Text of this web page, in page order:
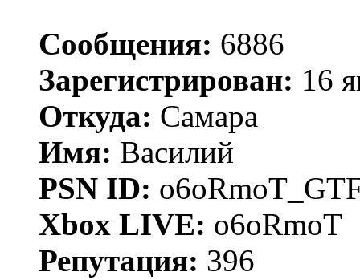
Сообщения: 6886
Зарегистрирован: 16
Откуда: Самара
Имя: Василий
PSN ID:
Xbox LIVE: o6oRmoT
Репутация: 396